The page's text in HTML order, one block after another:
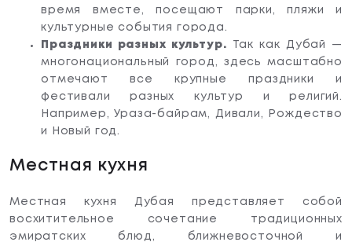
время вместе, посещают парки, пляжи и
культурные события города.
Праздники разных культур. Так как Дубай —
многонациональный город, здесь масштабно
отмечают все крупные праздники и
фестивали разных культур и религий.
Например, Ураза-байрам, Дивали, Рождество
и Новый год.
Местная кухня
Местная кухня Дубая представляет собой
восхитительное сочетание традиционных
эмиратских блюд, ближневосточной и